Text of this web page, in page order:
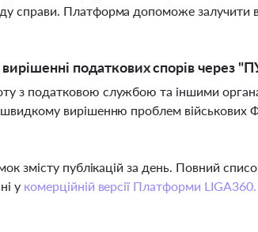
справи. Платформа допоможе залучити
податкових спорів через
з податковою службою та іншими
вирішенню проблем військових
змісту публікацій за день. Повний
у комерційній версії Платформи LIGA360.